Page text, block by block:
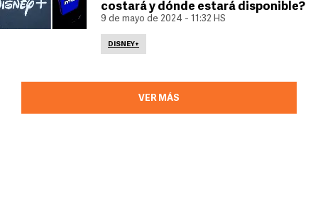
costará y dónde estará disponible?
9 de mayo de 2024 - 11:32 HS
DISNEY+
VER MÁS